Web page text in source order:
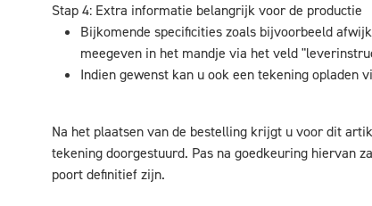
Stap 4: Extra informatie belangrijk voor de productie
Bijkomende specificities zoals bijvoorbeeld
meegeven in het mandje via het veld
Indien gewenst kan u ook een tekening opladen
Na het plaatsen van de bestelling krijgt u voor dit
tekening doorgestuurd. Pas na goedkeuring hiervan
poort definitief zijn.